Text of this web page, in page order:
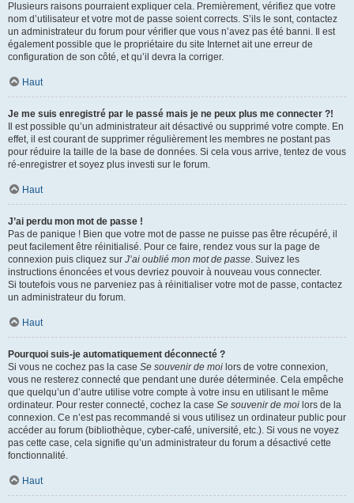
Plusieurs raisons pourraient expliquer cela. Premièrement, vérifiez que votre
nom d’utilisateur et votre mot de passe soient corrects. S’ils le sont, contactez
un administrateur du forum pour vérifier que vous n’avez pas été banni. Il est
également possible que le propriétaire du site Internet ait une erreur de
configuration de son côté, et qu’il devra la corriger.
Haut
Je me suis enregistré par le passé mais je ne peux plus me connecter ?!
Il est possible qu’un administrateur ait désactivé ou supprimé votre compte. En
effet, il est courant de supprimer régulièrement les membres ne postant pas
pour réduire la taille de la base de données. Si cela vous arrive, tentez de vous
ré-enregistrer et soyez plus investi sur le forum.
Haut
J’ai perdu mon mot de passe !
Pas de panique ! Bien que votre mot de passe ne puisse pas être récupéré, il
peut facilement être réinitialisé. Pour ce faire, rendez vous sur la page de
connexion puis cliquez sur J’ai oublié mon mot de passe. Suivez les
instructions énoncées et vous devriez pouvoir à nouveau vous connecter.
Si toutefois vous ne parveniez pas à réinitialiser votre mot de passe, contactez
un administrateur du forum.
Haut
Pourquoi suis-je automatiquement déconnecté ?
Si vous ne cochez pas la case Se souvenir de moi lors de votre connexion,
vous ne resterez connecté que pendant une durée déterminée. Cela empêche
que quelqu’un d’autre utilise votre compte à votre insu en utilisant le même
ordinateur. Pour rester connecté, cochez la case Se souvenir de moi lors de la
connexion. Ce n’est pas recommandé si vous utilisez un ordinateur public pour
accéder au forum (bibliothèque, cyber-café, université, etc.). Si vous ne voyez
pas cette case, cela signifie qu’un administrateur du forum a désactivé cette
fonctionnalité.
Haut